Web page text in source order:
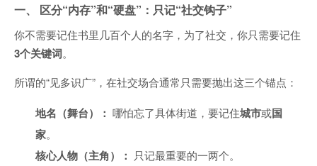
一、 区分“内存”和“硬盘”：只记“社交钩子”
你不需要记住书里几百个人的名字，为了社交，你只需要记住
3个关键词。
所谓的“见多识广”，在社交场合通常只需要抛出这三个锚点：
地名（舞台）： 哪怕忘了具体街道，要记住城市或国
家。
核心人物（主角）： 只记最重要的一两个。